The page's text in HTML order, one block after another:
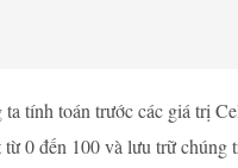
tính toán trước các giá trị
từ 0 đến 100 và lưu trữ chúng